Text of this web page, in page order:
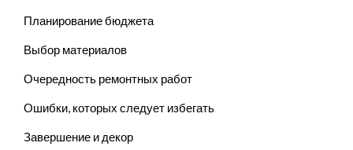
Планирование бюджета
Выбор материалов
Очередность ремонтных работ
Ошибки, которых следует избегать
Завершение и декор